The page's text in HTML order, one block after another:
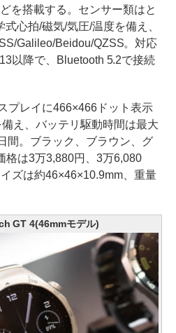
を搭載する。センサー類はと
心拍/磁気/気圧/温度を備え、
Galileo/Beidou/QZSS。対応
以降で、Bluetooth 5.2で接続
プレイに466×466ドット表示
え、バッテリ駆動時間は最大
間。ブラック、ブラウン、グ
格は3万3,880円、3万6,080
ズは約46×46×10.9mm、重量
GT 4(46mmモデル)